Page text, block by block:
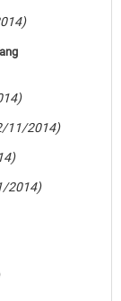
11/2014)
2014)